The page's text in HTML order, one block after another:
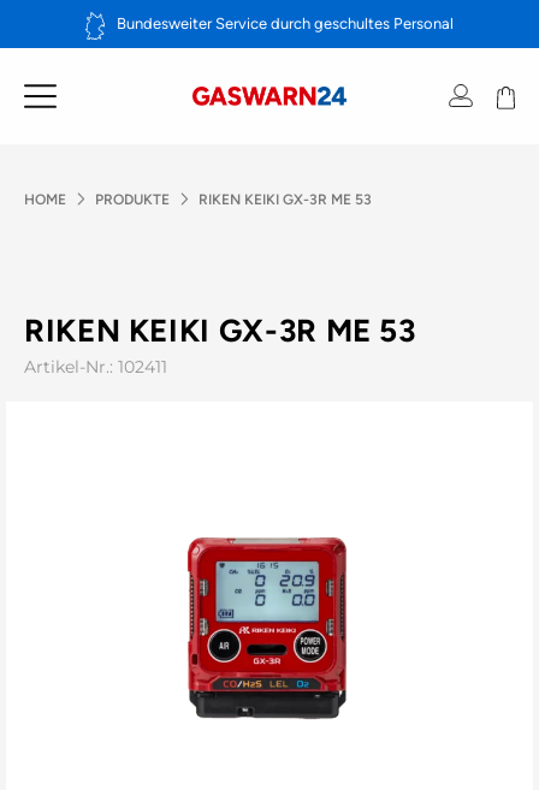
Inhalt
Bundesweiter Service durch geschultes Personal
HOME PRODUKTE RIKEN KEIKI GX-3R ME 53
RIKEN KEIKI GX-3R ME 53
Artikel-Nr.: 102411